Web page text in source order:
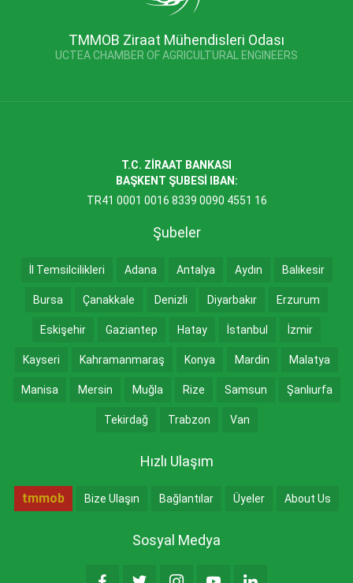
TMMOB Ziraat Mühendisleri Odası
UCTEA CHAMBER OF AGRICULTURAL ENGINEERS
T.C. ZİRAAT BANKASI
BAŞKENT ŞUBESİ IBAN:
TR41 0001 0016 8339 0090 4551 16
Şubeler
İl Temsilcilikleri Adana Antalya Aydın Balıkesir
Bursa Çanakkale Denizli Diyarbakır Erzurum
Eskişehir Gaziantep Hatay İstanbul İzmir
Kayseri Kahramanmaraş Konya Mardin Malatya
Manisa Mersin Muğla Rize Samsun Şanlıurfa
Tekirdağ Trabzon Van
Hızlı Ulaşım
tmmob Bize Ulaşın Bağlantılar Üyeler About Us
Sosyal Medya